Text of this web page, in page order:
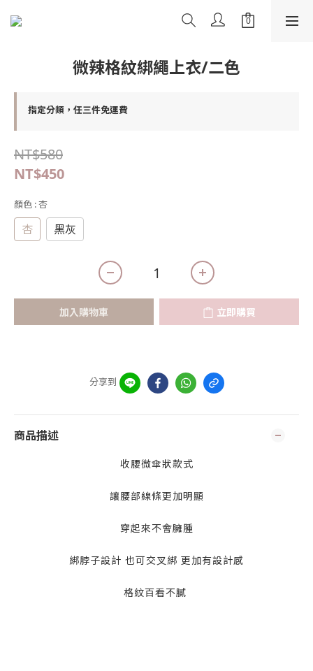
微辣格紋綁繩上衣/二色
指定分類，任三件免運費
NT$580
NT$450
顏色 : 杏
杏 黑灰
加入購物車 立即購買
分享到
商品描述
收腰微傘狀款式
讓腰部線條更加明顯
穿起來不會臃腫
綁脖子設計 也可交叉綁 更加有設計感
格紋百看不膩